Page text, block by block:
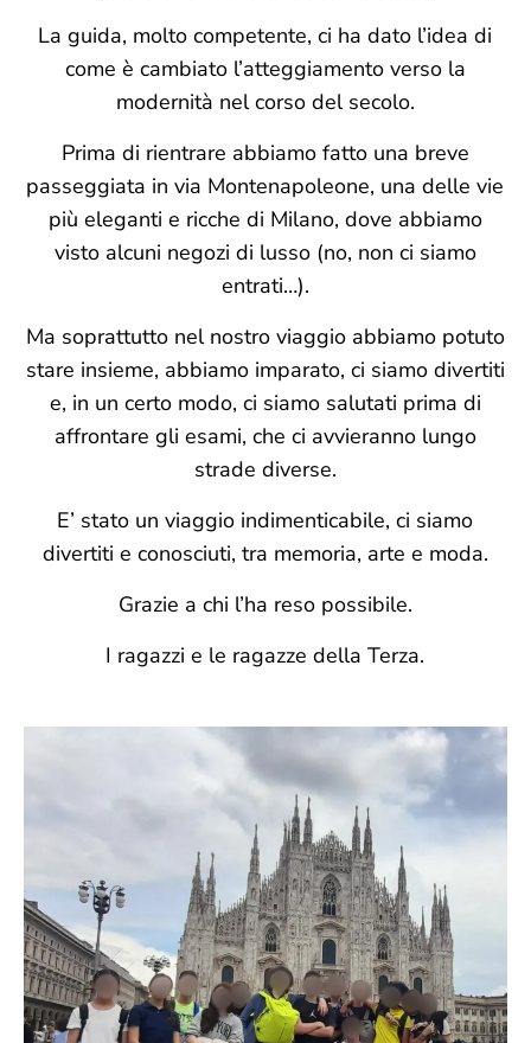
La guida, molto competente, ci ha dato l’idea di
come è cambiato l’atteggiamento verso la
modernità nel corso del secolo.
Prima di rientrare abbiamo fatto una breve
passeggiata in via Montenapoleone, una delle vie
più eleganti e ricche di Milano, dove abbiamo
visto alcuni negozi di lusso (no, non ci siamo
entrati…).
Ma soprattutto nel nostro viaggio abbiamo potuto
stare insieme, abbiamo imparato, ci siamo divertiti
e, in un certo modo, ci siamo salutati prima di
affrontare gli esami, che ci avvieranno lungo
strade diverse.
E’ stato un viaggio indimenticabile, ci siamo
divertiti e conosciuti, tra memoria, arte e moda.
Grazie a chi l’ha reso possibile.
I ragazzi e le ragazze della Terza.